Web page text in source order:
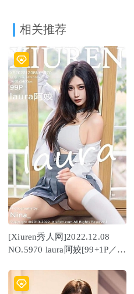
相关推荐
[Xiuren秀人网]2022.12.08
NO.5970 laura阿姣[99+1P／